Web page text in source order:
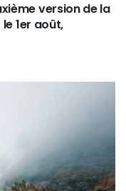
version de la
1er août,